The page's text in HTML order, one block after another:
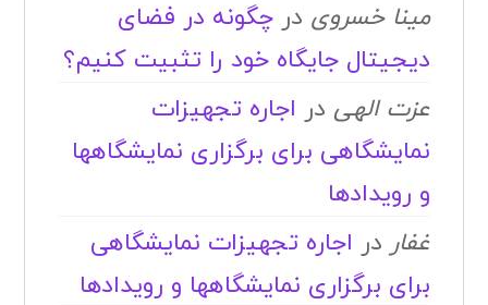
مینا خسروی درچگونه در فضای
دیجیتال جایگاه خود را تثبیت کنیم؟
عزت الهی در اجاره تجهیزات
نمایشگاهی برای برگزاری نمایشگاهها
و رویدادها
غفار در اجاره تجهیزات نمایشگاهی
برای برگزاری نمایشگاهها و رویدادها